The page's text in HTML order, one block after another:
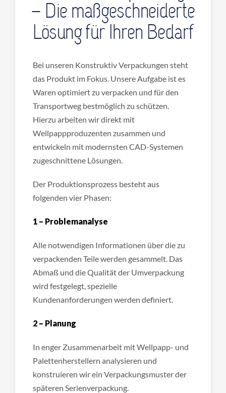
– Die maßgeschneiderte
Lösung für Ihren Bedarf
Bei unseren Konstruktiv Verpackungen steht
das Produkt im Fokus. Unsere Aufgabe ist es
Waren optimiert zu verpacken und für den
Transportweg bestmöglich zu schützen.
Hierzu arbeiten wir direkt mit
Wellpappproduzenten zusammen und
entwickeln mit modernsten CAD-Systemen
zugeschnittene Lösungen.
Der Produktionsprozess besteht aus
folgenden vier Phasen:
1 – Problemanalyse
Alle notwendigen Informationen über die zu
verpackenden Teile werden gesammelt. Das
Abmaß und die Qualität der Umverpackung
wird festgelegt, spezielle
Kundenanforderungen werden definiert.
2 – Planung
In enger Zusammenarbeit mit Wellpapp- und
Palettenherstellern analysieren und
konstruieren wir ein Verpackungsmuster der
späteren Serienverpackung.